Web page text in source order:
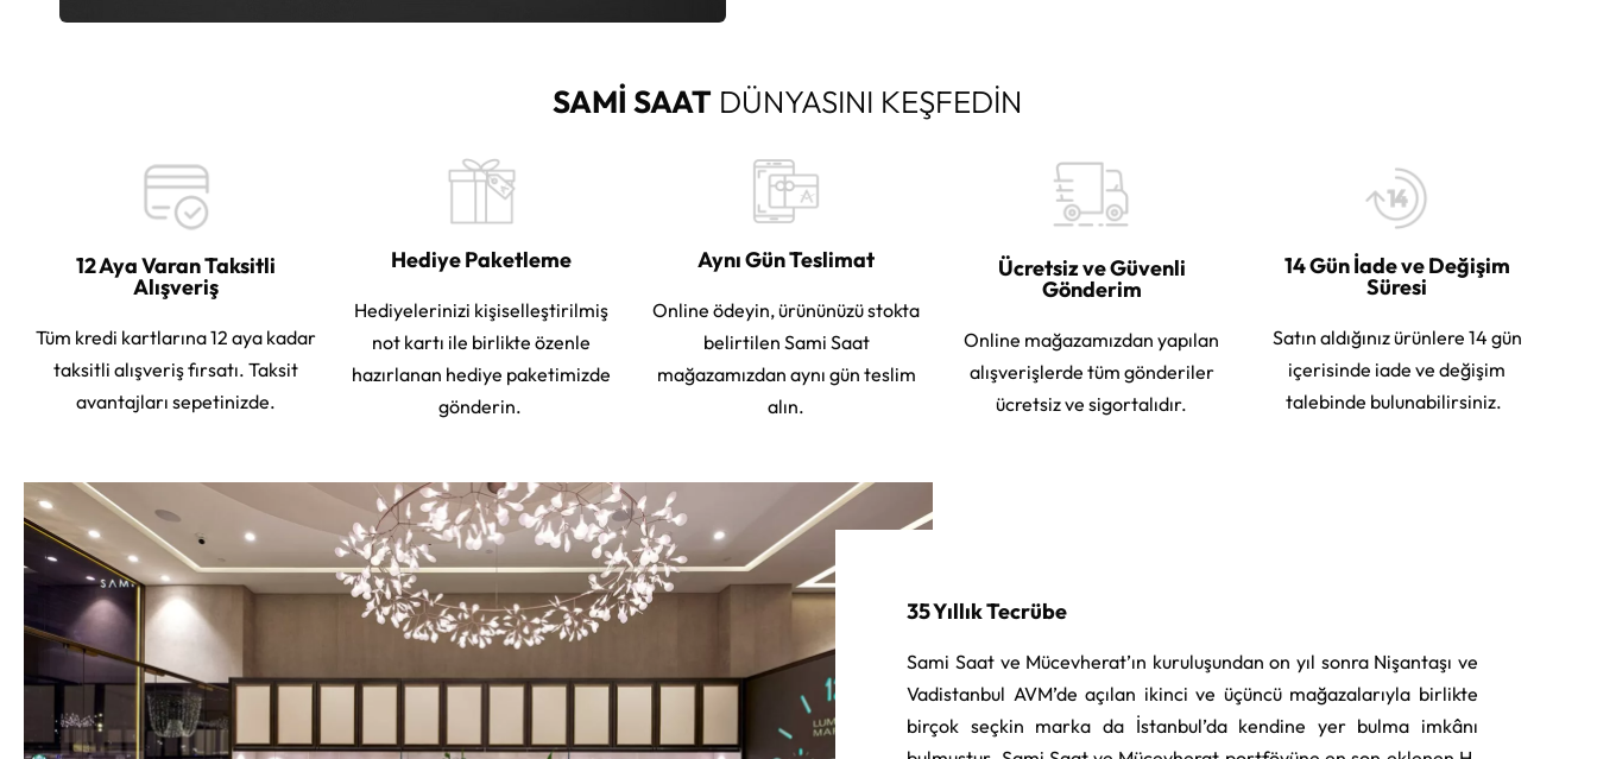
SAMİ SAATDÜNYASINI KEŞFEDİN
12 Aya Varan Taksitli
Alışveriş
Tüm kredi kartlarına 12 aya kadar
taksitli alışveriş fırsatı. Taksit
avantajları sepetinizde.
Hediye Paketleme
Hediyelerinizi kişiselleştirilmiş
not kartı ile birlikte özenle
hazırlanan hediye paketimizde
gönderin.
Aynı Gün Teslimat
Online ödeyin, ürününüzü stokta
belirtilen Sami Saat
mağazamızdan aynı gün teslim
alın.
Ücretsiz ve Güvenli
Gönderim
Online mağazamızdan yapılan
alışverişlerde tüm gönderiler
ücretsiz ve sigortalıdır.
14 Gün İade ve Değişim
Süresi
Satın aldığınız ürünlere 14 gün
içerisinde iade ve değişim
talebinde bulunabilirsiniz.
35 Yıllık Tecrübe
Sami Saat ve Mücevherat’ın kuruluşundan on yıl sonra Nişantaşı ve
Vadistanbul AVM’de açılan ikinci ve üçüncü mağazalarıyla birlikte
birçok seçkin marka da İstanbul’da kendine yer bulma imkânı